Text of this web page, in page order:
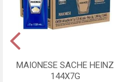
MAIONESE SACHE HEINZ
144X7G